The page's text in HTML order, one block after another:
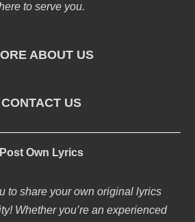
to serve you.
ABOUT US
CONTACT US
Post Own Lyrics
to share your own original lyrics
Whether you’re an experienced